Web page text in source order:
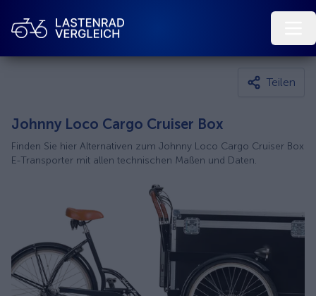
Teilen
Johnny Loco Cargo Cruiser Box
Finden Sie hier Alternativen zum Johnny Loco Cargo Cruiser Box
E-Transporter mit allen technischen Maßen und Daten.